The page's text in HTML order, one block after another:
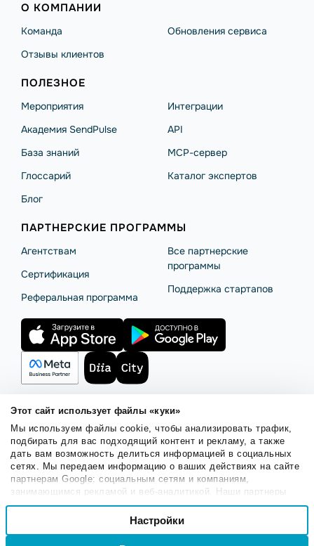
Этот сайт использует файлы «куки»
Мы используем файлы cookie, чтобы анализировать трафик,
подбирать для вас подходящий контент и рекламу, а также
дать вам возможность делиться информацией в социальных
сетях. Мы передаем информацию о ваших действиях на сайте
партнерам Google: социальным сетям и компаниям,
занимающимся рекламой и веб-аналитикой. Наши партнеры
могут комбинировать эти сведения с предоставленной вами
информацией, а также данными, которые они получили при
использовании вами их сервисов.
Выбор
Настройки
О КОМПАНИИ
Команда
Отзывы клиентов
Обновления сервиса
ПОЛЕЗНОЕ
Мероприятия
Академия SendPulse
База знаний
Глоссарий
Блог
Интеграции
API
MCP-сервер
Каталог экспертов
ПАРТНЕРСКИЕ ПРОГРАММЫ
Агентствам
Сертификация
Реферальная программа
Все партнерские
программы
Поддержка стартапов
Правила использованияБезопасность SendPulse
Политика конфиденциальности Политика Cookies
© 2015 - 2026. ООО «СендПульс». Все права защищены.